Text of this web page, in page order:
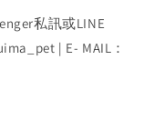
私訊或LINE
| E- MAIL：